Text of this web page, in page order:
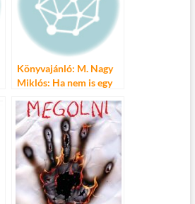
Könyvajánló: M. Nagy
Miklós: Ha nem is egy